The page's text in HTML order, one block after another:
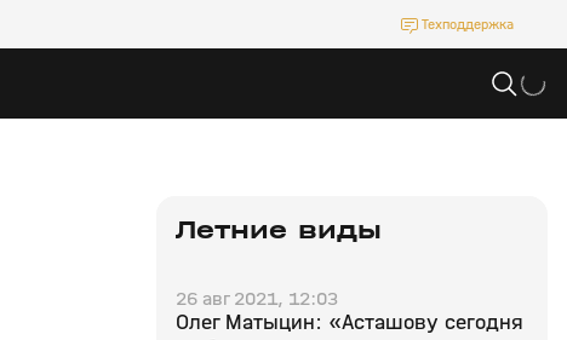
Техподдержка
Летние виды
26 авг 2021, 12:03
Олег Матыцин: «Асташову сегодня